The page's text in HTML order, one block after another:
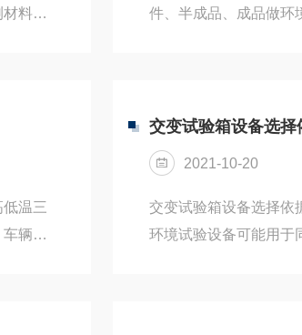
料曝
结
境条
件、半成品、成品做环
及美耐钢板烤漆材质，
之水平扩散垂直热交换
匀。4：异常状况发生
温三
辆、
交变试验箱设备选择
2021-10-20
交变试验箱设备选择依
环境试验设备可能用于